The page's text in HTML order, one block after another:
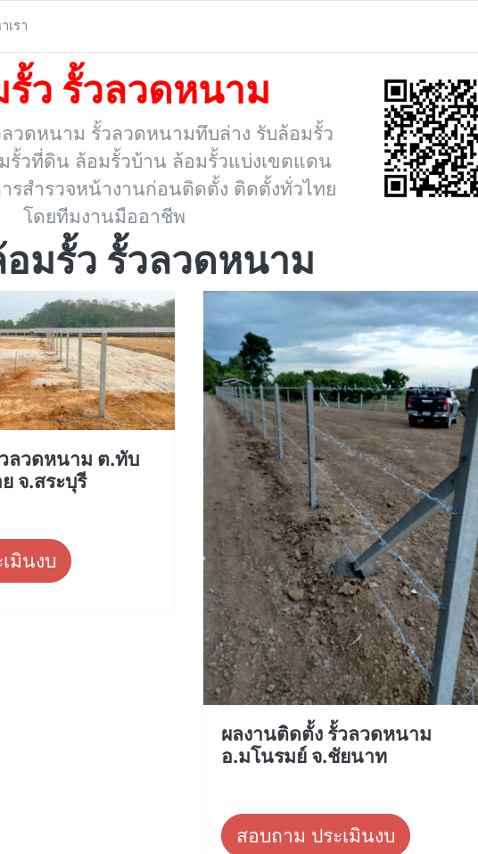
เรา
ว รั้วลวดหนาม
วดหนาม รั้วลวดหนามทึบล่าง รับล้อมรั้ว
รั้วที่ดิน ล้อมรั้วบ้าน ล้อมรั้วแบ่งเขตแดน
รสำรวจหน้างานก่อนติดตั้ง ติดตั้งทั่วไทย
โดยทีมงานมืออาชีพ
มรั้ว รั้วลวดหนาม
ลวดหนาม ต.ทับ
จ.สระบุรี
มินงบ
ผลงานติดตั้ง รั้วลวดหนาม
อ.มโนรมย์ จ.ชัยนาท
สอบถาม ประเมินงบ